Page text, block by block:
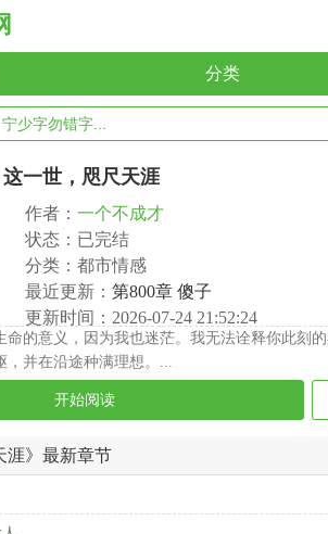
分类
这一世，咫尺天涯
作者： 一个不成才
状态：已完结
分类：都市情感
最近更新： 第800章 傻子
更新时间：2026-07-24 21:52:24
命的意义，因为我也迷茫。我无法诠释你此刻
，并在沿途种满理想。...
开始阅读
涯》最新章节